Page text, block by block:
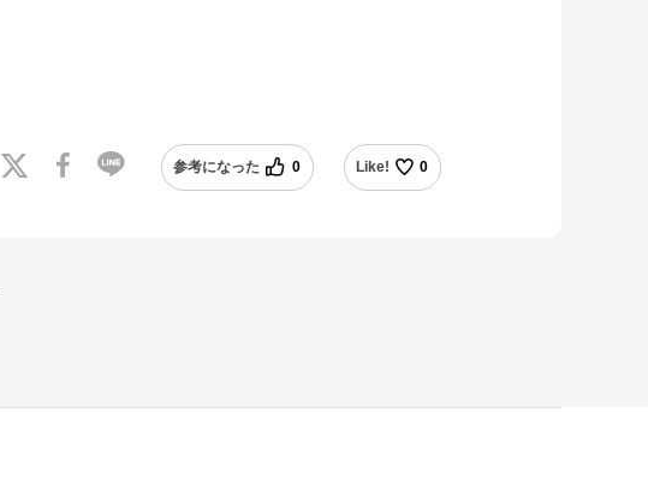
参考になった 0 Like! 0